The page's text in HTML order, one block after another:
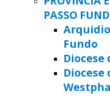
PASSO
Fundo
Diocese
Diocese